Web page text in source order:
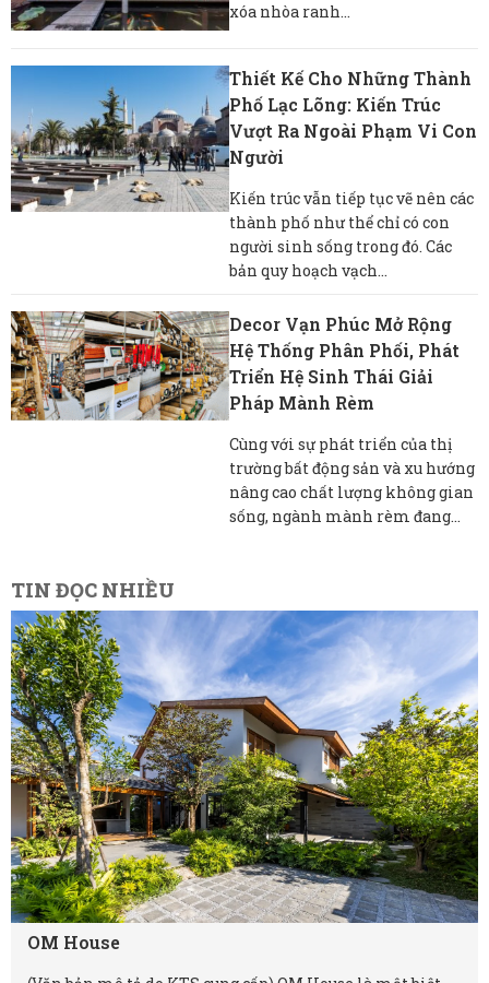
xóa nhòa ranh...
Thiết Kế Cho Những Thành
Phố Lạc Lõng: Kiến Trúc
Vượt Ra Ngoài Phạm Vi Con
Người
Kiến trúc vẫn tiếp tục vẽ nên các
thành phố như thể chỉ có con
người sinh sống trong đó. Các
bản quy hoạch vạch...
Decor Vạn Phúc Mở Rộng
Hệ Thống Phân Phối, Phát
Triển Hệ Sinh Thái Giải
Pháp Mành Rèm
Cùng với sự phát triển của thị
trường bất động sản và xu hướng
nâng cao chất lượng không gian
sống, ngành mành rèm đang...
TIN ĐỌC NHIỀU
OM House